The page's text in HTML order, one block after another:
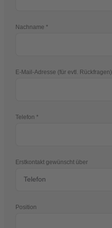
Nachname
E-Mail-Adresse (für evtl. Rückfragen)
Telefon
Erstkontakt gewünscht über
Position